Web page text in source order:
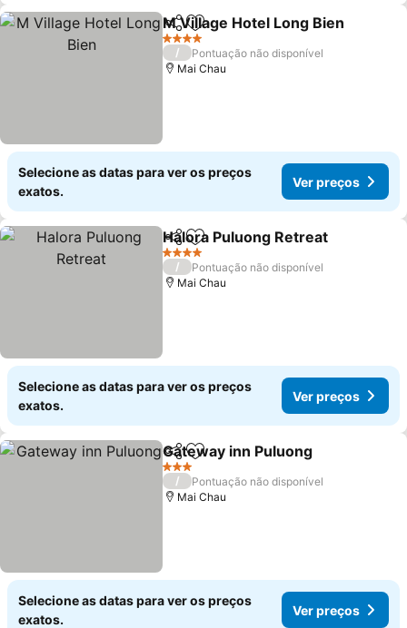
PartilharAdicionar aos favoritos
M Village Hotel Long Bien
4 Estrelas
/
Pontuação não disponível
Mai Chau
Selecione as datas para ver os preços
exatos.
Ver preços
PartilharAdicionar aos favoritos
Halora Puluong Retreat
4 Estrelas
/
Pontuação não disponível
Mai Chau
Selecione as datas para ver os preços
exatos.
Ver preços
PartilharAdicionar aos favoritos
Gateway inn Puluong
3 Estrelas
/
Pontuação não disponível
Mai Chau
Selecione as datas para ver os preços
exatos.
Ver preços